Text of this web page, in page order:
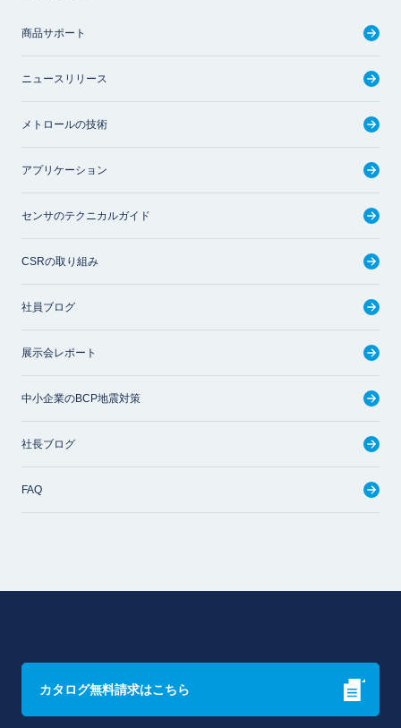
商品サポート
ニュースリリース
メトロールの技術
アプリケーション
センサのテクニカルガイド
CSRの取り組み
社員ブログ
展示会レポート
中小企業のBCP地震対策
社長ブログ
FAQ
カタログ無料請求はこちら